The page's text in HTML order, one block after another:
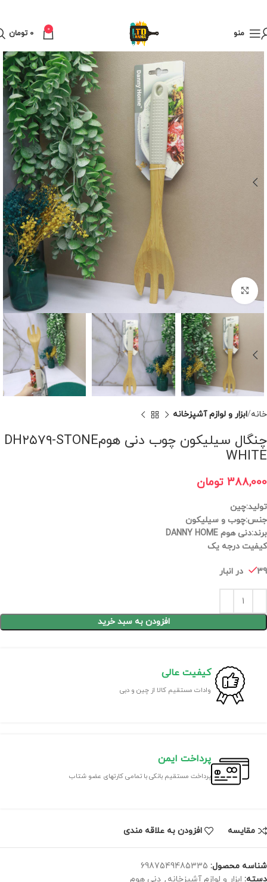
منو 0
0 تومان
برای بزرگنمایی کلیک کنید
خانه ابزار و لوازم آشپزخانه
چنگال سیلیکون چوب دنی هومDH۲۵۷۹-STONE
WHITE
388,000 تومان
تولید:چین
جنس:چوب و سیلیکون
برند:دنی هوم DANNY HOME
کیفیت درجه یک
39 در انبار
افزودن به سبد خرید
کیفیت عالی
وادات مستقیم کالا از چین و دبی
پرداخت ایمن
پرداخت مستقیم بانکی با تمامی کارتهای عضو شتاب
مقايسه افزودن به علاقه مندی
شناسه محصول: 6987549485335
دسته: ابزار و لوازم آشپزخانه , دنی هوم